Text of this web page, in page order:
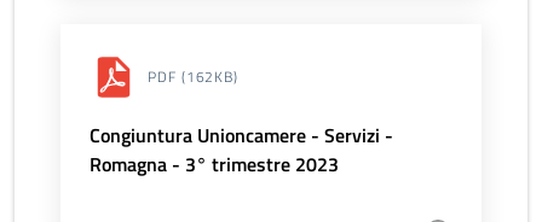
PDF (162KB)
Congiuntura Unioncamere - Servizi -
Romagna - 3° trimestre 2023